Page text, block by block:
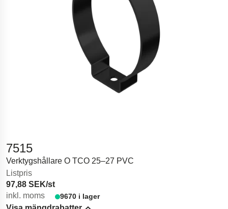
7515
Verktygshållare O TCO 25–27 PVC
Listpris
97,88 SEK/st
inkl. moms
9670 i lager